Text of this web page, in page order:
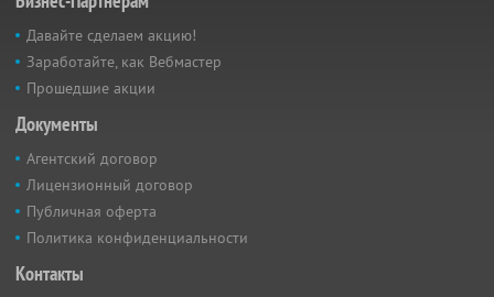
Давайте сделаем акцию!
Заработайте, как Вебмастер
Прошедшие акции
Документы
Агентский договор
Лицензионный договор
Публичная оферта
Политика конфиденциальности
Контакты